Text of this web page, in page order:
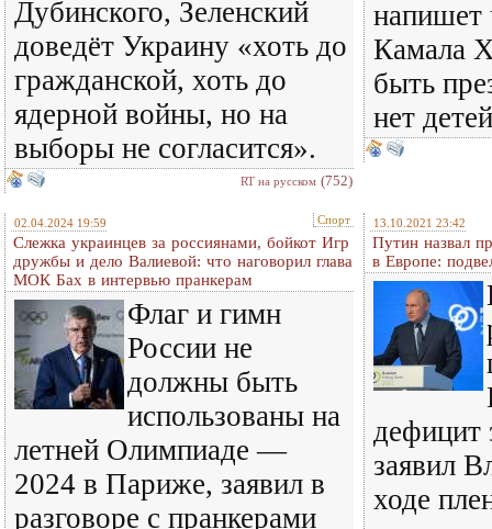
Дубинского, Зеленский
доведёт Украину «хоть до
гражданской, хоть до
ядерной войны, но на
выборы не согласится».
RT на русском (752)
напишет
Камала
быть
нет
02.04.2024 19:59 Спорт
Слежка украинцев за россиянами, бойкот Игр
дружбы и дело Валиевой: что наговорил глава
МОК Бах в интервью пранкерам
Флаг и гимн
России не
должны быть
использованы на
летней Олимпиаде —
2024 в Париже, заявил в
разговоре с пранкерами
13.10.2021 23:42
Путин назвал
в Европе:
дефицит
заявил
ходе